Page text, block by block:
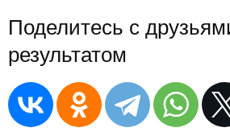
Поделитесь с
результатом